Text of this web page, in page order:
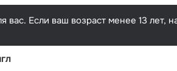
Если ваш возраст менее 13 лет,